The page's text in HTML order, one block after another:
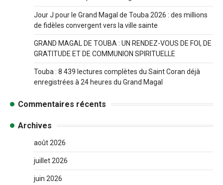
Jour J pour le Grand Magal de Touba 2026 : des millions
de fidèles convergent vers la ville sainte
GRAND MAGAL DE TOUBA : UN RENDEZ-VOUS DE FOI, DE
GRATITUDE ET DE COMMUNION SPIRITUELLE
Touba : 8 439 lectures complètes du Saint Coran déjà
enregistrées à 24 heures du Grand Magal
Commentaires récents
Archives
août 2026
juillet 2026
juin 2026